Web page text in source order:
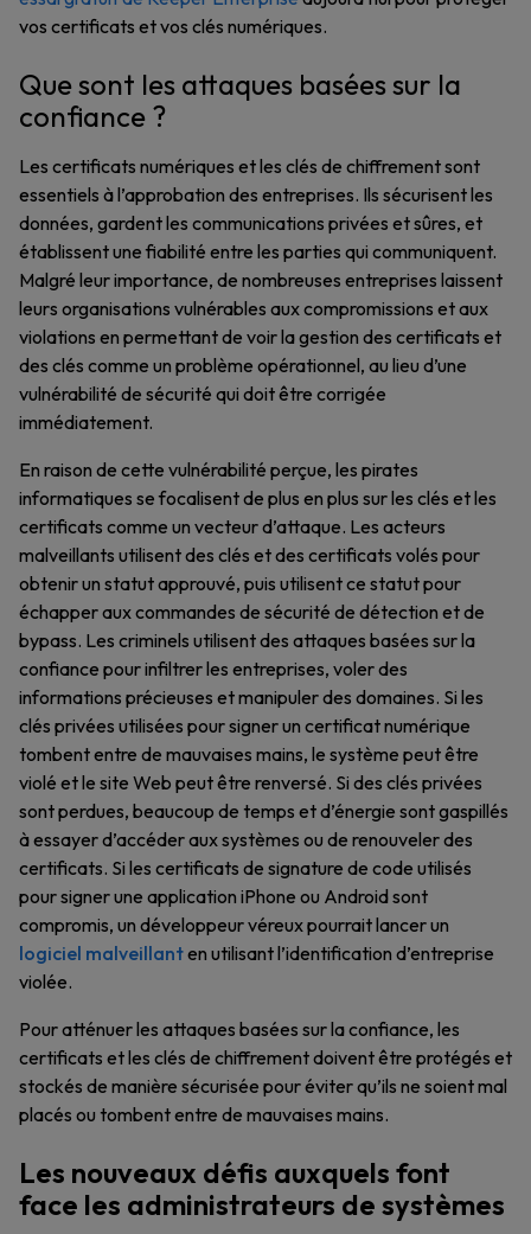
vos certificats et vos clés numériques.
Que sont les attaques basées sur la
confiance ?
Les certificats numériques et les clés de chiffrement sont
essentiels à l’approbation des entreprises. Ils sécurisent les
données, gardent les communications privées et sûres, et
établissent une fiabilité entre les parties qui communiquent.
Malgré leur importance, de nombreuses entreprises laissent
leurs organisations vulnérables aux compromissions et aux
violations en permettant de voir la gestion des certificats et
des clés comme un problème opérationnel, au lieu d’une
vulnérabilité de sécurité qui doit être corrigée
immédiatement.
En raison de cette vulnérabilité perçue, les pirates
informatiques se focalisent de plus en plus sur les clés et les
certificats comme un vecteur d’attaque. Les acteurs
malveillants utilisent des clés et des certificats volés pour
obtenir un statut approuvé, puis utilisent ce statut pour
échapper aux commandes de sécurité de détection et de
bypass. Les criminels utilisent des attaques basées sur la
confiance pour infiltrer les entreprises, voler des
informations précieuses et manipuler des domaines. Si les
clés privées utilisées pour signer un certificat numérique
tombent entre de mauvaises mains, le système peut être
violé et le site Web peut être renversé. Si des clés privées
sont perdues, beaucoup de temps et d’énergie sont gaspillés
à essayer d’accéder aux systèmes ou de renouveler des
certificats. Si les certificats de signature de code utilisés
pour signer une application iPhone ou Android sont
compromis, un développeur véreux pourrait lancer un
logiciel malveillanten utilisant l’identification d’entreprise
violée.
Pour atténuer les attaques basées sur la confiance, les
certificats et les clés de chiffrement doivent être protégés et
stockés de manière sécurisée pour éviter qu’ils ne soient mal
placés ou tombent entre de mauvaises mains.
Les nouveaux défis auxquels font
face les administrateurs de systèmes